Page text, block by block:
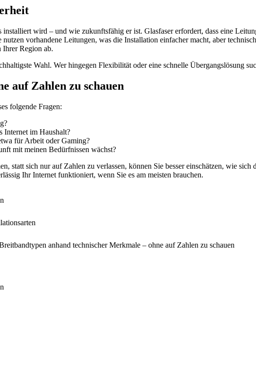
wird – und wie zukunftsfähig er ist. Glasfaser erfordert, dass eine
vorhandene Leitungen, was die Installation einfacher macht, aber
Region ab.
Wahl. Wer hingegen Flexibilität oder eine schnelle Übergangslösung
auf Zahlen zu schauen
folgende Fragen:
Internet im Haushalt?
für Arbeit oder Gaming?
mit meinen Bedürfnissen wächst?
statt sich nur auf Zahlen zu verlassen, können Sie besser einschätzen, wie
Ihr Internet funktioniert, wenn Sie es am meisten brauchen.
anhand technischer Merkmale – ohne auf Zahlen zu schauen